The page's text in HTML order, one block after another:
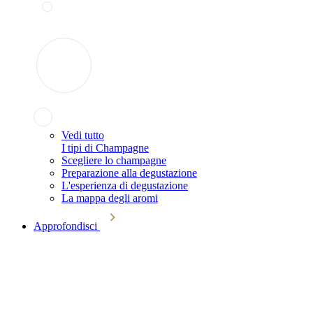
Vedi tutto
I tipi di Champagne
Scegliere lo champagne
Preparazione alla degustazione
L'esperienza di degustazione
La mappa degli aromi
Approfondisci